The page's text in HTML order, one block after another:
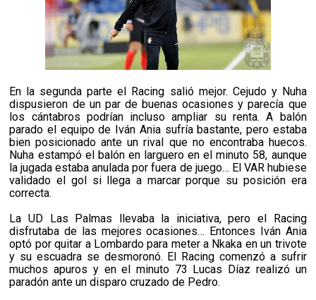
En la segunda parte el Racing salió mejor. Cejudo y Nuha
dispusieron de un par de buenas ocasiones y parecía que
los cántabros podrían incluso ampliar su renta. A balón
parado el equipo de Iván Ania sufría bastante, pero estaba
bien posicionado ante un rival que no encontraba huecos.
Nuha estampó el balón en larguero en el minuto 58, aunque
la jugada estaba anulada por fuera de juego… El VAR hubiese
validado el gol si llega a marcar porque su posición era
correcta.
La UD Las Palmas llevaba la iniciativa, pero el Racing
disfrutaba de las mejores ocasiones… Entonces Iván Ania
optó por quitar a Lombardo para meter a Nkaka en un trivote
y su escuadra se desmoronó. El Racing comenzó a sufrir
muchos apuros y en el minuto 73 Lucas Díaz realizó un
paradón ante un disparo cruzado de Pedro.